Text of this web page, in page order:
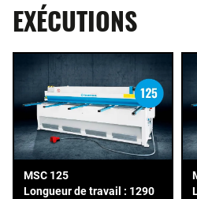
EXÉCUTIONS
MSC 125
Longueur de travail : 1290